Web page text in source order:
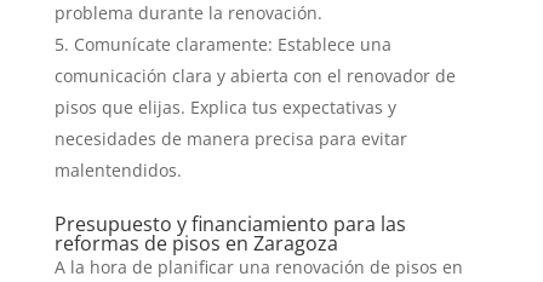
problema durante la renovación.
Comunícate claramente: Establece una
comunicación clara y abierta con el renovador de
pisos que elijas. Explica tus expectativas y
necesidades de manera precisa para evitar
malentendidos.
Presupuesto y financiamiento para las
reformas de pisos en Zaragoza
A la hora de planificar una renovación de pisos en